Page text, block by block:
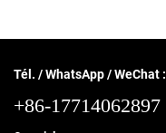
Tél. / WhatsApp / WeChat :
+86-17714062897